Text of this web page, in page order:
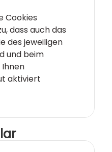
Cookies
dass auch das
des jeweiligen
und beim
aktiviert